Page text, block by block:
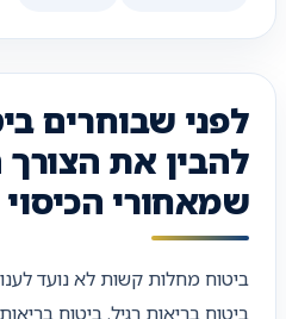
לפני שבוחרים
להבין את הצורך
שמאחורי הכיסוי
ביטוח מחלות קשות לא נועד
ביטוח בריאות רגיל. ביטוח